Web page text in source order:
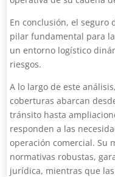
En conclusión, el seguro
pilar fundamental para
un entorno logístico
riesgos.
A lo largo de este
coberturas abarcan
tránsito hasta
responden a las
operación comercial. Su
normativas robustas,
jurídica, mientras que